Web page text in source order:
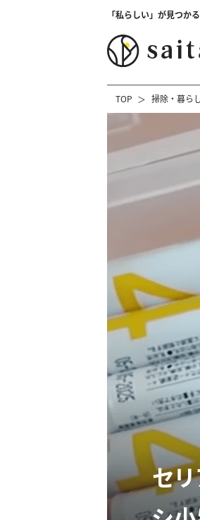
「私らしい」が見つか
TOP 掃除・暮ら
セ